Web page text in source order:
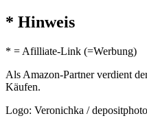
* Hinweis
* = Afilliate-Link (=Werbung)
Als Amazon-Partner verdient
Käufen.
Logo: Veronichka /